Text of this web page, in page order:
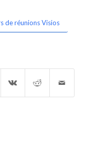
de réunions Visios